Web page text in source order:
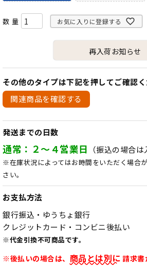
お気に入りに登録する
再入荷お知らせ
その他のタイプは下記を押してご確認く
関連商品を確認する
発送までの日数
通常：２～４営業日 （振込の場合は
※在庫状況によってはお時間をいただく場合
さい。
お支払方法
銀行振込・ゆうちょ銀行
クレジットカード・コンビニ後払い
※代金引換不可商品です。
※後払いの場合は、 商品とは別に 請求書